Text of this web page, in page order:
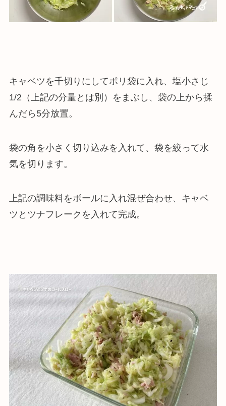
キャベツを千切りにしてポリ袋に入れ、塩小さじ
1/2（上記の分量とは別）をまぶし、袋の上から揉
んだら5分放置。
袋の角を小さく切り込みを入れて、袋を絞って水
気を切ります。
上記の調味料をボールに入れ混ぜ合わせ、キャベ
ツとツナフレークを入れて完成。